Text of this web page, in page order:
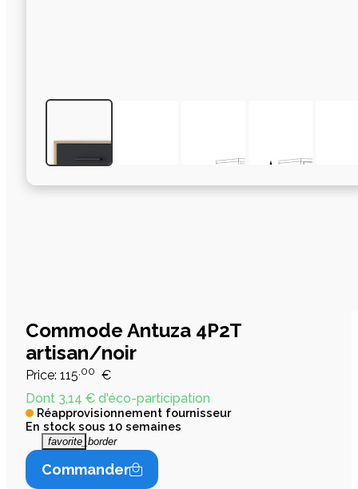
Commode Antuza 4P2T
artisan/noir
Price: 115 ,00 €
Dont 3,14 € d'éco-participation
Réapprovisionnement fournisseur
En stock sous 10 semaines
favorite_border
Commander